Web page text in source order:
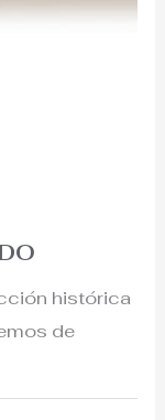
histórica
de